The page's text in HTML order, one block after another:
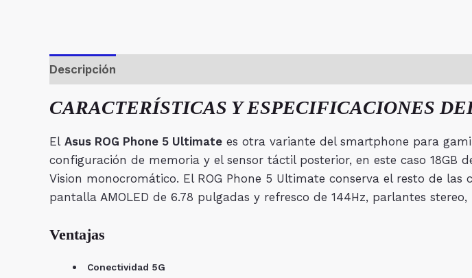
Descripción
CARACTERÍSTICAS Y ESPECIFICACIONES
El Asus ROG Phone 5 Ultimate es otra variante del smartphone para
configuración de memoria y el sensor táctil posterior, en este caso 18GB
Vision monocromático. El ROG Phone 5 Ultimate conserva el resto de
pantalla AMOLED de 6.78 pulgadas y refresco de 144Hz, parlantes
Ventajas
Conectividad 5G